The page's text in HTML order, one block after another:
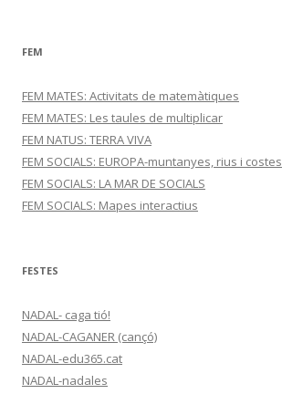
FEM
FEM MATES: Activitats de matemàtiques
FEM MATES: Les taules de multiplicar
FEM NATUS: TERRA VIVA
FEM SOCIALS: EUROPA-muntanyes, rius i costes
FEM SOCIALS: LA MAR DE SOCIALS
FEM SOCIALS: Mapes interactius
FESTES
NADAL- caga tió!
NADAL-CAGANER (cançó)
NADAL-edu365.cat
NADAL-nadales